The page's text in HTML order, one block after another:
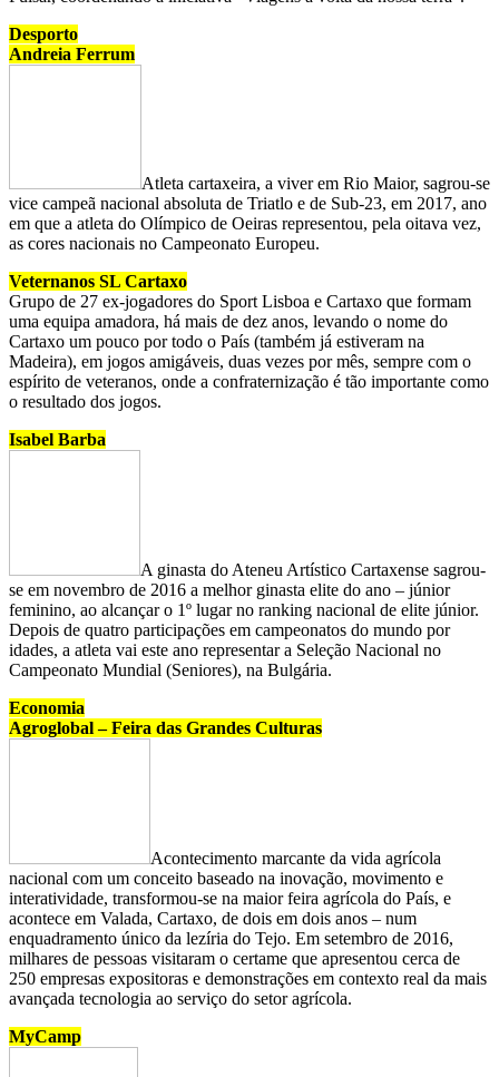
Desporto
Andreia Ferrum
Atleta cartaxeira, a viver em Rio Maior, sagrou-se
vice campeã nacional absoluta de Triatlo e de Sub-23, em 2017, ano
em que a atleta do Olímpico de Oeiras representou, pela oitava vez,
as cores nacionais no Campeonato Europeu.
Veternanos SL Cartaxo
Grupo de 27 ex-jogadores do Sport Lisboa e Cartaxo que formam
uma equipa amadora, há mais de dez anos, levando o nome do
Cartaxo um pouco por todo o País (também já estiveram na
Madeira), em jogos amigáveis, duas vezes por mês, sempre com o
espírito de veteranos, onde a confraternização é tão importante como
o resultado dos jogos.
Isabel Barba
A ginasta do Ateneu Artístico Cartaxense sagrou-
se em novembro de 2016 a melhor ginasta elite do ano – júnior
feminino, ao alcançar o 1º lugar no ranking nacional de elite júnior.
Depois de quatro participações em campeonatos do mundo por
idades, a atleta vai este ano representar a Seleção Nacional no
Campeonato Mundial (Seniores), na Bulgária.
Economia
Agroglobal – Feira das Grandes Culturas
Acontecimento marcante da vida agrícola
nacional com um conceito baseado na inovação, movimento e
interatividade, transformou-se na maior feira agrícola do País, e
acontece em Valada, Cartaxo, de dois em dois anos – num
enquadramento único da lezíria do Tejo. Em setembro de 2016,
milhares de pessoas visitaram o certame que apresentou cerca de
250 empresas expositoras e demonstrações em contexto real da mais
avançada tecnologia ao serviço do setor agrícola.
MyCamp